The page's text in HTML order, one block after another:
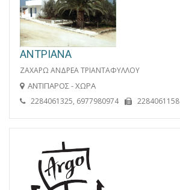
ΑΝΤΡΙΑΝΑ
ΖΑΧΑΡΩ ΑΝΔΡΕΑ ΤΡΙΑΝΤΑΦΥΛΛΟΥ
ΑΝΤΙΠΑΡΟΣ - ΧΩΡΑ
2284061325, 6977980974 2284061158